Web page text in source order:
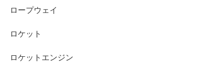
ロープウェイ
ロケット
ロケットエンジン